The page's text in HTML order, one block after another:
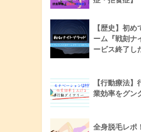
【歴史】初
ーム『戦刻ナ
ービス終了し
【行動療法
業効率をグン
全身脱毛レポ